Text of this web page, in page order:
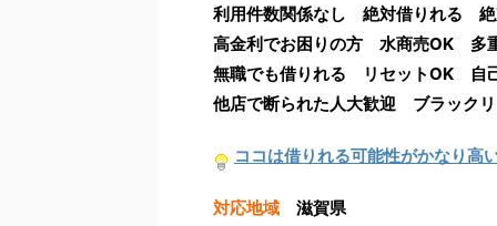
利用件数関係なし 絶対借りれる
高金利でお困りの方 水商売OK 多
無職でも借りれる リセットOK
他店で断られた人大歓迎 ブラック
ココは借りれる可能性がかなり高
対応地域 滋賀県